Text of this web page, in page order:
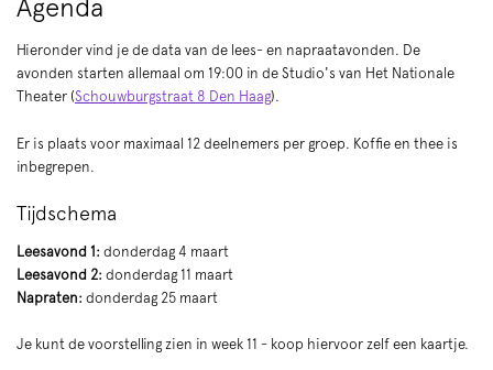
Agenda
Hieronder vind je de data van de lees- en napraatavonden. De
avonden starten allemaal om 19:00 in de Studio's van Het Nationale
Theater (Schouwburgstraat 8 Den Haag).
Er is plaats voor maximaal 12 deelnemers per groep. Koffie en thee is
inbegrepen.
Tijdschema
Leesavond 1: donderdag 4 maart
Leesavond 2: donderdag 11 maart
Napraten: donderdag 25 maart
Je kunt de voorstelling zien in week 11 - koop hiervoor zelf een kaartje.